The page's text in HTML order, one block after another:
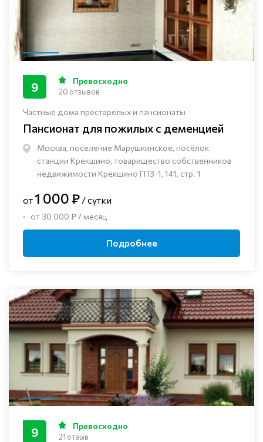
Частные дома престарелых и пансионаты
Пансионат для пожилых с деменцией
Москва, поселение Марушкинское, посёлок
станции Крёкшино, товарищество собственников
недвижимости Крёкшино ГПЗ-1, 141, стр. 1
9 Превосходно
20 отзывов
от1 000 ₽ / сутки
от 30 000 ₽ / месяц
Подробнее
9 Превосходно
21 отзыв